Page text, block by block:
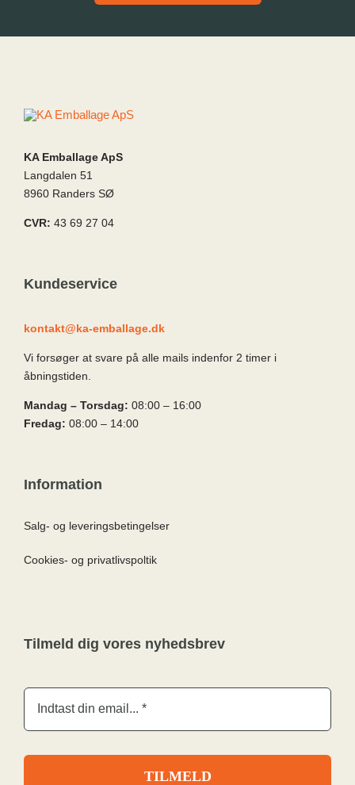
KA Emballage ApS
Langdalen 51
8960 Randers SØ
CVR: 43 69 27 04
Kundeservice
kontakt@ka-emballage.dk
Vi forsøger at svare på alle mails indenfor 2 timer i
åbningstiden.
Mandag – Torsdag: 08:00 – 16:00
Fredag: 08:00 – 14:00
Information
Salg- og leveringsbetingelser
Cookies- og privatlivspoltik
Tilmeld dig vores nyhedsbrev
TILMELD